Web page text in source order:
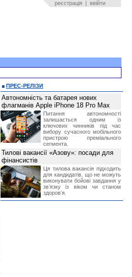
реєстрація | ввійти
ПРЕС-РЕЛІЗИ
Автономність та батарея нових
флагманів Apple iPhone 18 Pro Max
Питання автономності
залишається одним із
ключових чинників під час
вибору сучасного мобільного
пристрою преміального
сегмента.
Тилові вакансії «Азову»: посади для
фінансистів
Ця тилова вакансія підходить
для кандидатів, що не можуть
виконувати бойові завдання у
звʼязку із віком чи станом
здоровʼя.